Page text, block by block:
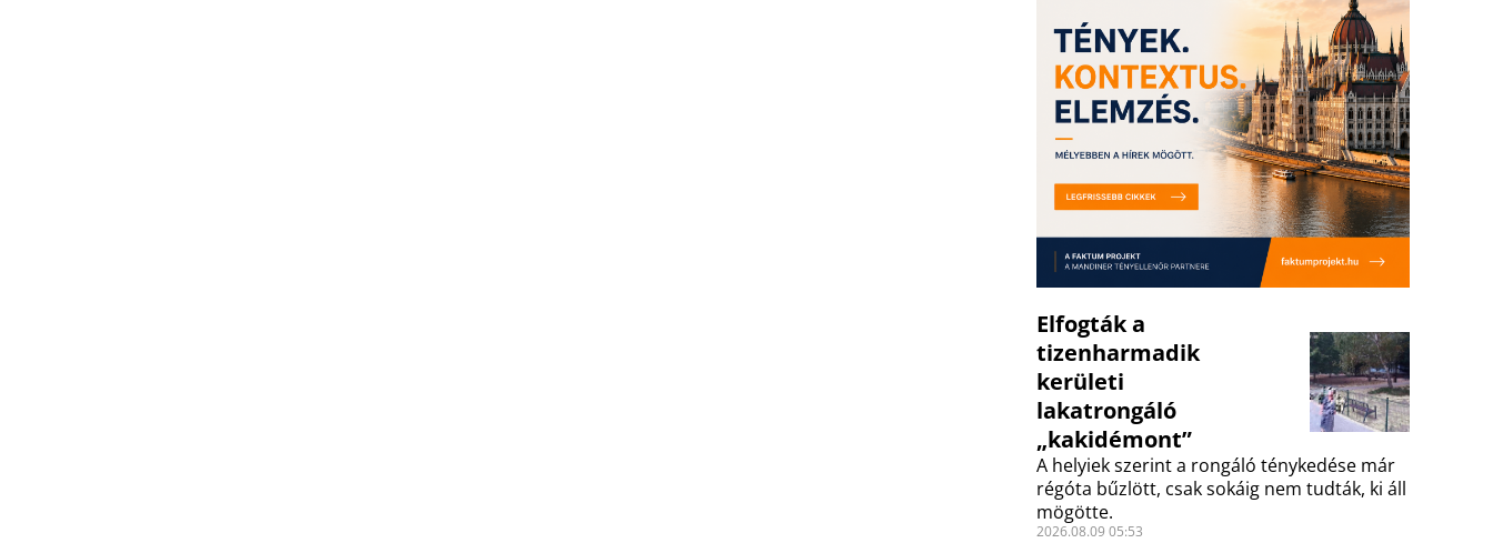
Elfogták a
tizenharmadik
kerületi
lakatrongáló
„kakidémont”
A helyiek szerint a rongáló ténykedése már
régóta bűzlött, csak sokáig nem tudták, ki áll
mögötte.
2026.08.09 05:53